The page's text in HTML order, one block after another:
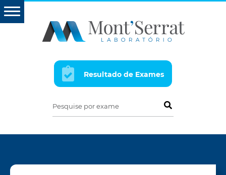
Resultado de Exames
Pesquise por exame